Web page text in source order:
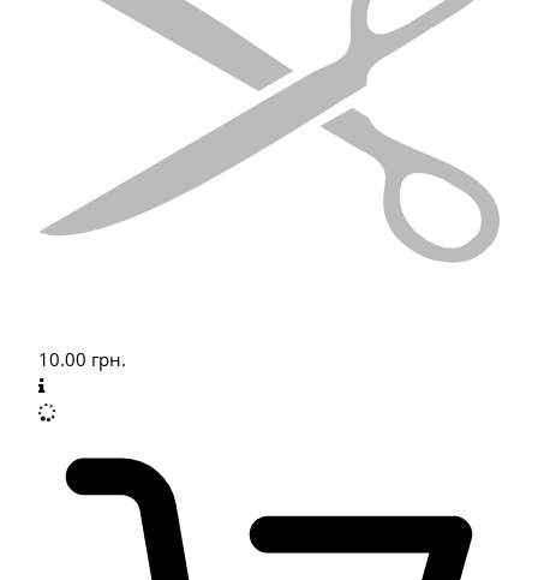
10.00 грн.